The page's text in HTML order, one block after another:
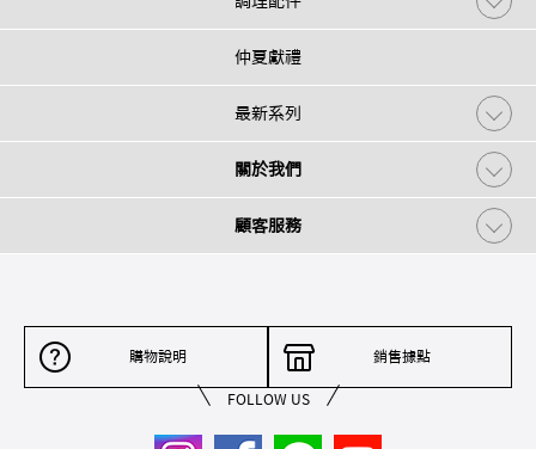
仲夏獻禮
最新系列
關於我們
顧客服務
購物說明 銷售據點
FOLLOW US